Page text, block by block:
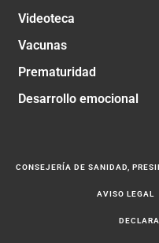
Videoteca
Vacunas
Prematuridad
Desarrollo emocional
CONSEJERÍA DE SANIDAD,
AVISO LEGAL